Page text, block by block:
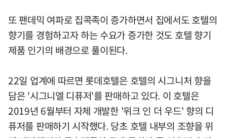
또 팬데믹 여파로 집콕족이 증가하면서 집에서도 호텔의
향기를 경험하고자 하는 수요가 증가한 것도 호텔 향기
제품 인기의 배경으로 풀이된다.
22일 업계에 따르면 롯데호텔은 호텔의 시그니처 향을
담은 '시그니엘 디퓨저'를 판매하고 있다. 이 호텔은
2019년 6월부터 자체 개발한 '위크 인 더 우드' 향의 디
퓨저를 판매하기 시작했다. 당초 호텔 내부의 조향을 위